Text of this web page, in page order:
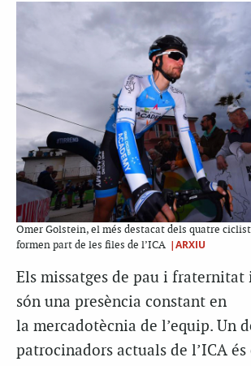
Omer Golstein, el més destacat dels quatre
formen part de les files de l’ICA |ARXIU
Els missatges de pau i
són una presència constant en
la mercadotècnia de l’equip. Un
patrocinadors actuals de l’ICA és